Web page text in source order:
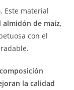
. Este material
almidón de maíz,
con el
la calidad